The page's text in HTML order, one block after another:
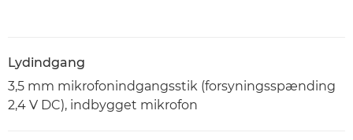
Lydindgang
3,5 mm mikrofonindgangsstik (forsyningsspænding
2,4 V DC), indbygget mikrofon